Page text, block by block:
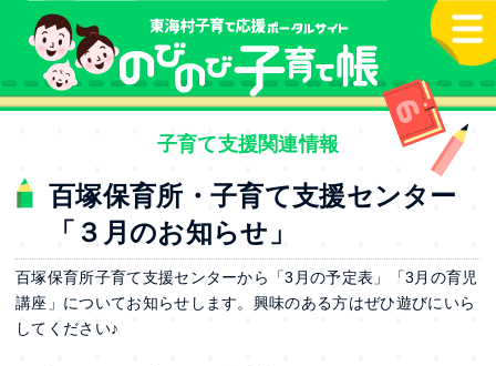
本文へ
子育て支援関連情報
百塚保育所・子育て支援センター
「３月のお知らせ」
百塚保育所子育て支援センターから「3月の予定表」「3月の育児
講座」についてお知らせします。興味のある方はぜひ遊びにいら
してください♪